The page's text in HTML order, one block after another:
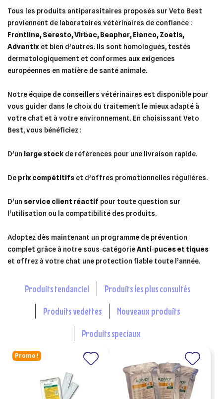
Tous les produits antiparasitaires proposés sur Veto Best
proviennent de laboratoires vétérinaires de confiance :
Frontline, Seresto, Virbac, Beaphar, Elanco, Zoetis,
Advantix et bien d’autres. Ils sont homologués, testés
dermatologiquement et conformes aux exigences
européennes en matière de santé animale.
Notre équipe de conseillers vétérinaires est disponible pour
vous guider dans le choix du traitement le mieux adapté à
votre chat et à votre environnement. En choisissant Veto
Best, vous bénéficiez :
D’un large stock de références pour une livraison rapide.
De prix compétitifs et d’offres promotionnelles régulières.
D’un service client réactif pour toute question sur
l’utilisation ou la compatibilité des produits.
Adoptez dès maintenant un programme de prévention
complet grâce à notre sous‑catégorieAnti‑puces et tiques
et offrez à votre chat une protection fiable toute l’année.
produits tendanciel
produits les plus consultés
produits vedettes
nouveaux produits
produits speciaux
Promo !